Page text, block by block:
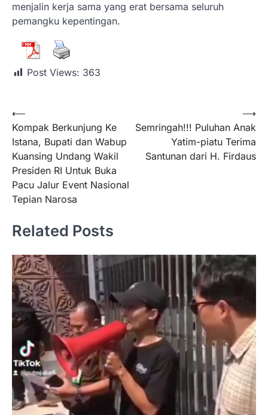
menjalin kerja sama yang erat bersama seluruh
pemangku kepentingan.
Post Views: 363
⟵
Kompak Berkunjung Ke
Istana, Bupati dan Wabup
Kuansing Undang Wakil
Presiden RI Untuk Buka
Pacu Jalur Event Nasional
Tepian Narosa
Semringah!!! Puluhan Anak
Yatim-piatu Terima
Santunan dari H. Firdaus
⟶
Related Posts